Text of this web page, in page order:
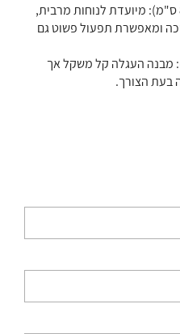
ידית ארגונומית ארוכה (80 ס"מ): מיועדת לנוחות מרבית,
ומאפשרת תפעול פשוט גם
נמוך (20 ק"ג): מבנה העגלה קל משקל אך
בעת הצורך.